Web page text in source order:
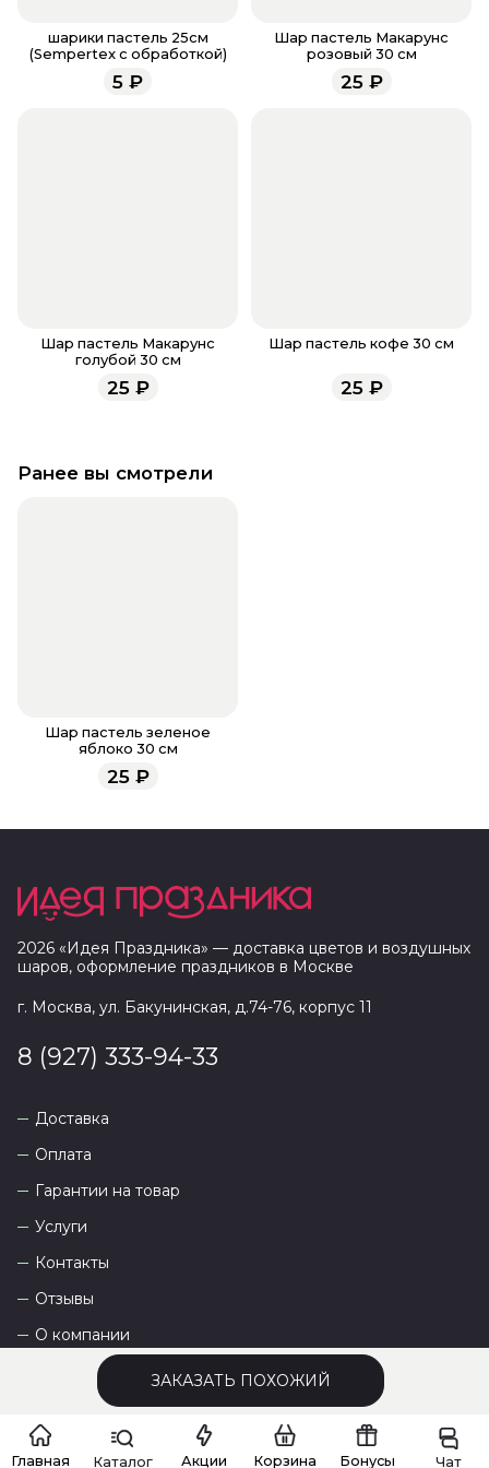
ЗАКАЗАТЬ ПОХОЖИЙ
заказа, звоните по номеру телефона 8 (927) 936-71-
86 или напишите WhatsApp +7 937 333-66-53. Наши
менеджеры работают ежедневно с 9.00 до 23.00 и
шарики пастель 25см
(Sempertex с обработкой)
5 ₽
Шар пастель Макарунс
розовый 30 см
25₽
Шар пастель Макарунс
голубой 30 см
25₽
Шар пастель кофе 30 см
25₽
Ранее вы смотрели
Шар пастель зеленое
яблоко 30 см
25₽
2026 «Идея Праздника» — доставка цветов и воздушных
шаров, оформление праздников в Москве
г. Москва, ул. Бакунинская, д.74-76, корпус 11
8 (927) 333-94-33
Доставка
Оплата
Гарантии на товар
Услуги
Контакты
Отзывы
О компании
Главная Каталог Акции Корзина Бонусы Чат